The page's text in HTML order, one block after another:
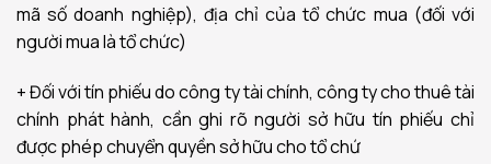
mã số doanh nghiệp), địa chỉ của tổ chức mua (đối với
người mua là tổ chức)
+ Đối với tín phiếu do công ty tài chính, công ty cho thuê tài
chính phát hành, cần ghi rõ người sở hữu tín phiếu chỉ
được phép chuyển quyền sở hữu cho tổ chứ